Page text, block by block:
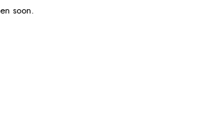
soon.